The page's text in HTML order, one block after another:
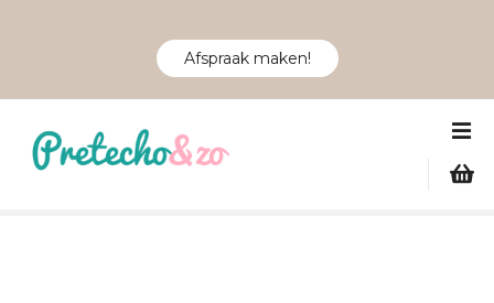
Afspraak maken!